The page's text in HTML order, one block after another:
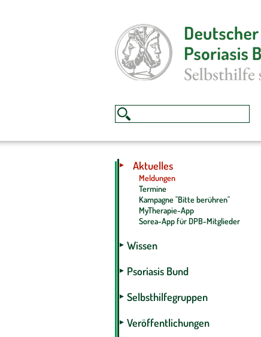
Aktuelles
Meldungen
Termine
Kampagne "Bitte berühren"
MyTherapie-App
Sorea-App für DPB-Mitglieder
Wissen
Psoriasis Bund
Selbsthilfegruppen
Veröffentlichungen